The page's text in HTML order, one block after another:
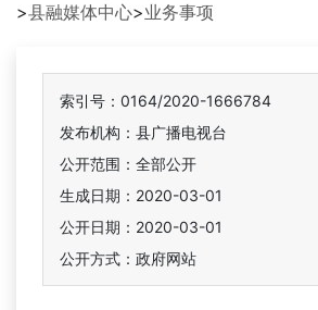
>县融媒体中心>业务事项
索引号：0164/2020-1666784
发布机构：县广播电视台
公开范围：全部公开
生成日期：2020-03-01
公开日期：2020-03-01
公开方式：政府网站